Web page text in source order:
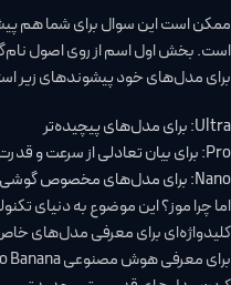
ممکن است این سوال برای شما هم
است. بخش اول اسم از روی اصول
برای مدل‌های خود پیشوند‌های زیر
Ultra: برای مدل‌های پیچیده‌تر
Pro: برای بیان تعادلی از سرعت و قدرت
Nano: برای مدل‌های مخصوص گوشی همراه
اما چرا موز؟ این موضوع به دنیای
کلید‌واژه‌ای برای معرفی مدل‌های خاص